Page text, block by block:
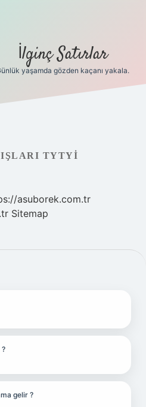
İlginç Satırlar
yaşamda gözden kaçanı yakala.
TYTYI
asuborek.com.tr
Sitemap
gelir ?